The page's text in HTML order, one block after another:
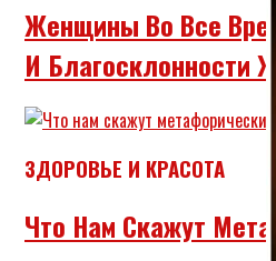
Женщины Во Все
И Благосклонности
ЗДОРОВЬЕ И КРАСОТА
Что Нам Скажут